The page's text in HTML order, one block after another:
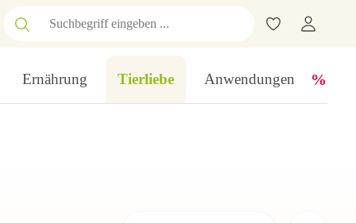
Ernährung Tierliebe Anwendungen